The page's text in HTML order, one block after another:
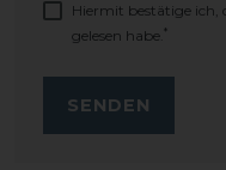
Hiermit bestätige ich,
gelesen habe. *
SENDEN